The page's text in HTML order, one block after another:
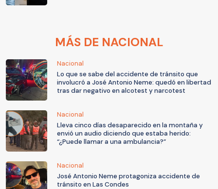
MÁS DE NACIONAL
Nacional
Lo que se sabe del accidente de tránsito que
involucró a José Antonio Neme: quedó en libertad
tras dar negativo en alcotest y narcotest
Nacional
Lleva cinco días desaparecido en la montaña y
envió un audio diciendo que estaba herido:
“¿Puede llamar a una ambulancia?”
Nacional
José Antonio Neme protagoniza accidente de
tránsito en Las Condes